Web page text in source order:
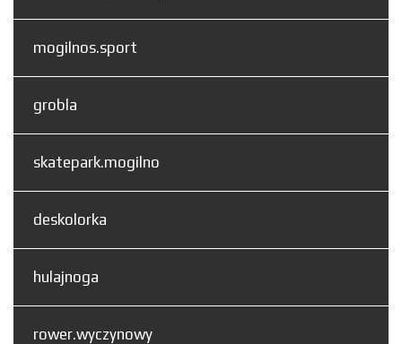
mogilnos.sport
grobla
skatepark.mogilno
deskolorka
hulajnoga
rower.wyczynowy